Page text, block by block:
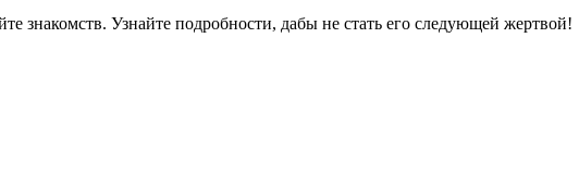
знакомств. Узнайте подробности, дабы не стать его следующей жертвой!